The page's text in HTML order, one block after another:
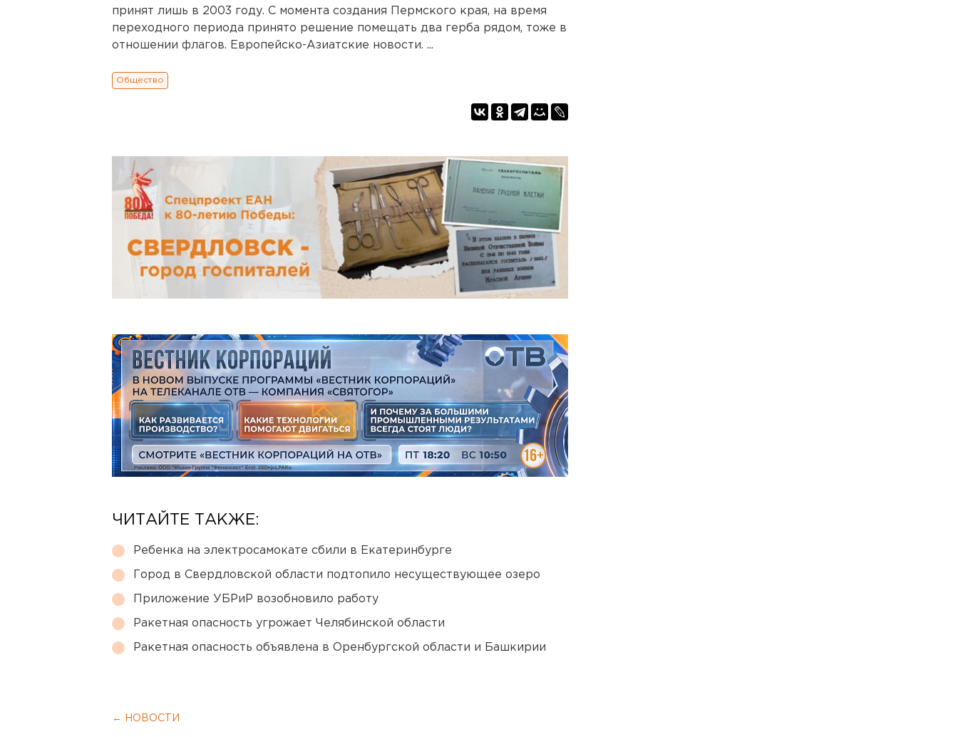
принят лишь в 2003 году. С момента создания Пермского края, на время
переходного периода принято решение помещать два герба рядом, тоже в
отношении флагов. Европейско-Азиатские новости. ...
Общество
ЧИТАЙТЕ ТАКЖЕ:
Ребенка на электросамокате сбили в Екатеринбурге
Город в Свердловской области подтопило несуществующее озеро
Приложение УБРиР возобновило работу
Ракетная опасность угрожает Челябинской области
Ракетная опасность объявлена в Оренбургской области и Башкирии
← НОВОСТИ